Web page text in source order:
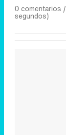
0 comentarios |
segundos)